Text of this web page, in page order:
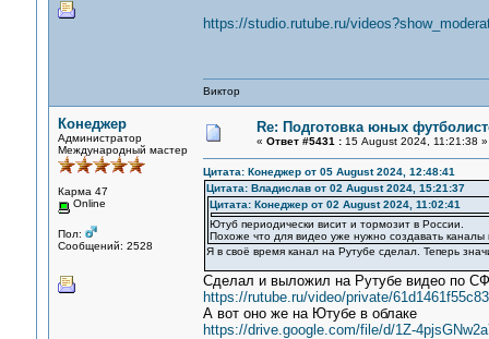
https://studio.rutube.ru/
Виктор
Конеджер
Администратор
Международный мастер
Карма 47
Online
Пол:
Сообщений: 2528
Re: Подготовка юных
« Ответ #5431 :15 August 2024, 11:21:38 »
Цитата: Конеджер от 05 August 2024, 12:48:41
Цитата: Владислав от 02 August 2024, 15:21:37
Цитата: Конеджер от 02 August 2024, 11:02:41
Ютуб периодически висит и тормозит в России.
Похоже что для видео уже нужно создавать каналы
Я в своё время канал на Рутубе сделал. Теперь
Сделал и выложил на Рутубе видео по
https://rutube.ru/video/private/
А вот оно же на Ютубе в облаке
https://drive.google.com/file/d/1Z-